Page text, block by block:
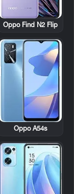
Oppo Find N2 Flip
Oppo A54s